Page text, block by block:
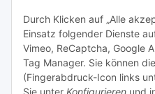
Durch Klicken auf „Alle
Einsatz folgender Dienste
Vimeo, ReCaptcha, Google
Tag Manager. Sie können
(Fingerabdruck-Icon links